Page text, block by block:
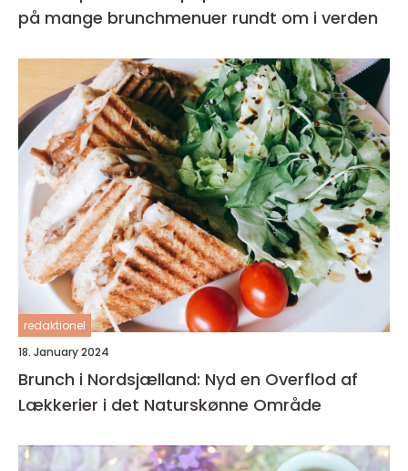
på mange brunchmenuer rundt om i verden
redaktionel
18. January 2024
Brunch i Nordsjælland: Nyd en Overflod af
Lækkerier i det Naturskønne Område